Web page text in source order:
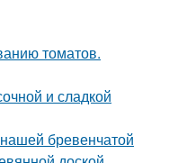
томатов.
и сладкой
бревенчатой